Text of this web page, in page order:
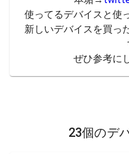
使ってるデバイスと使
新しいデバイスを買っ
ぜひ参考に
23個のデ